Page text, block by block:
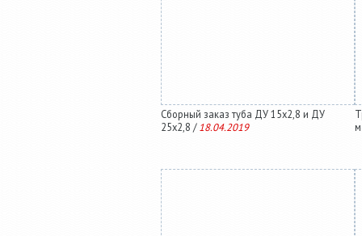
Сборный заказ туба ДУ 15х2,8 и ДУ
25х2,8 / 18.04.2019